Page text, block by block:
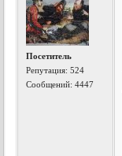
Посетитель
Репутация:524
Сообщений: 4447